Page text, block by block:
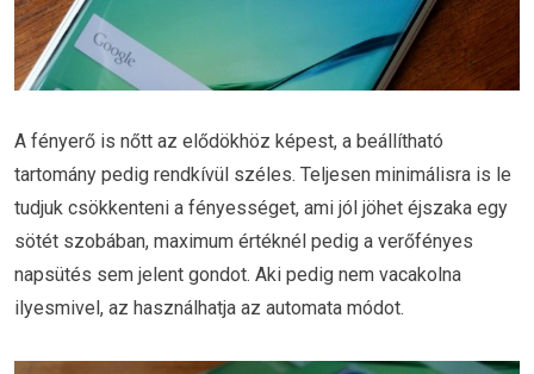
A fényerő is nőtt az elődökhöz képest, a beállítható
tartomány pedig rendkívül széles. Teljesen minimálisra is le
tudjuk csökkenteni a fényességet, ami jól jöhet éjszaka egy
sötét szobában, maximum értéknél pedig a verőfényes
napsütés sem jelent gondot. Aki pedig nem vacakolna
ilyesmivel, az használhatja az automata módot.